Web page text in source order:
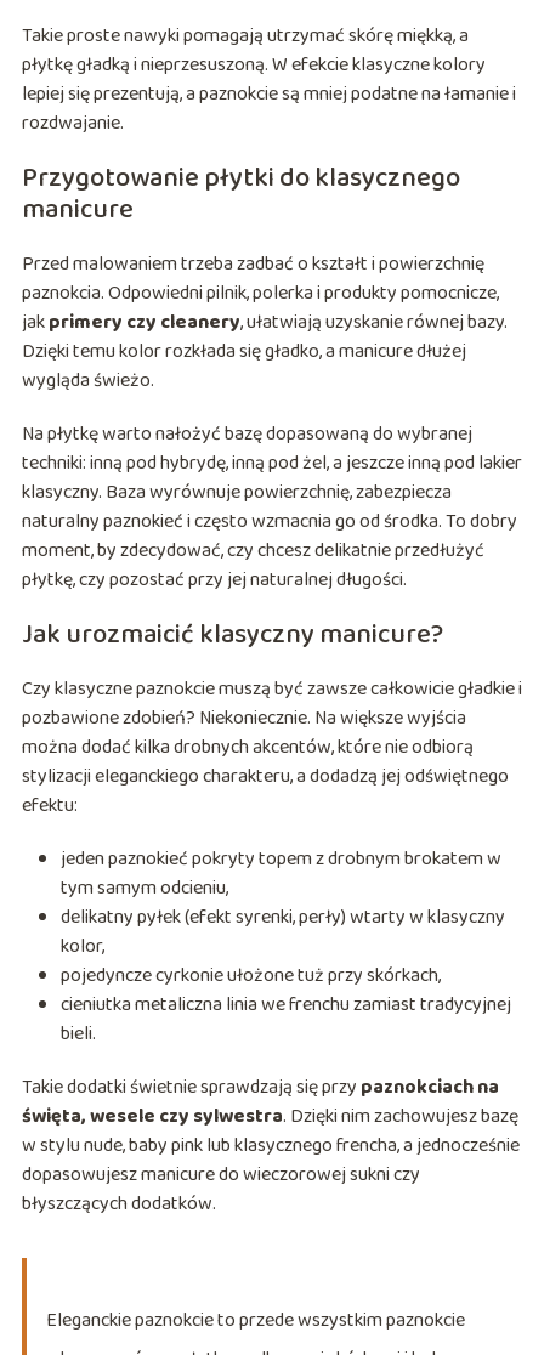
Takie proste nawyki pomagają utrzymać skórę miękką, a
płytkę gładką i nieprzesuszoną. W efekcie klasyczne kolory
lepiej się prezentują, a paznokcie są mniej podatne na łamanie i
rozdwajanie.
Przygotowanie płytki do klasycznego
manicure
Przed malowaniem trzeba zadbać o kształt i powierzchnię
paznokcia. Odpowiedni pilnik, polerka i produkty pomocnicze,
jakprimery czy cleanery, ułatwiają uzyskanie równej bazy.
Dzięki temu kolor rozkłada się gładko, a manicure dłużej
wygląda świeżo.
Na płytkę warto nałożyć bazę dopasowaną do wybranej
techniki: inną pod hybrydę, inną pod żel, a jeszcze inną pod lakier
klasyczny. Baza wyrównuje powierzchnię, zabezpiecza
naturalny paznokieć i często wzmacnia go od środka. To dobry
moment, by zdecydować, czy chcesz delikatnie przedłużyć
płytkę, czy pozostać przy jej naturalnej długości.
Jak urozmaicić klasyczny manicure?
Czy klasyczne paznokcie muszą być zawsze całkowicie gładkie i
pozbawione zdobień? Niekoniecznie. Na większe wyjścia
można dodać kilka drobnych akcentów, które nie odbiorą
stylizacji eleganckiego charakteru, a dodadzą jej odświętnego
efektu:
jeden paznokieć pokryty topem z drobnym brokatem w
tym samym odcieniu,
delikatny pyłek (efekt syrenki, perły) wtarty w klasyczny
kolor,
pojedyncze cyrkonie ułożone tuż przy skórkach,
cieniutka metaliczna linia we frenchu zamiast tradycyjnej
bieli.
Takie dodatki świetnie sprawdzają się przy paznokciach na
święta, wesele czy sylwestra. Dzięki nim zachowujesz bazę
w stylu nude, baby pink lub klasycznego frencha, a jednocześnie
dopasowujesz manicure do wieczorowej sukni czy
błyszczących dodatków.
Eleganckie paznokcie to przede wszystkim paznokcie